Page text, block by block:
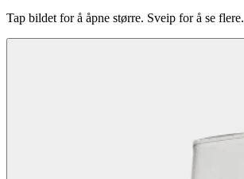
Tap bildet for å åpne større. Sveip for å se flere.